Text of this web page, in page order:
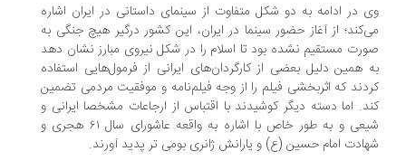
در ادامه به دو شکل متفاوت از سینمای داستانی در ایران اشاره
از آغاز حضور سینما در ایران، این کشور درگیر هیچ جنگی به
مستقیم نشده بود تا اسلام را در شکل نیروی مبارز نشان دهد
همین دلیل بعضی از کارگردان‌های ایرانی از فرمول‌هایی استفاده
که اثربخشی فیلم را از وجه فیلم‌نامه و موفقیت مردمی تضمین
اما دسته دیگر کوشیدند با اقتباس از ارجاعات مشخصا ایرانی و
شیعی و به طور خاص با اشاره به واقعه عاشورای سال ۶۱ هجری و
امام حسین (ع) و یارانش ژانری بومی تر پدید آورند.